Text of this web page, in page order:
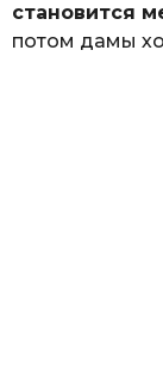
становится
потом дамы